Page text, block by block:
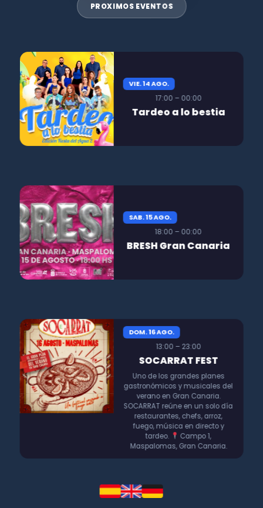
PROXIMOS EVENTOS
VIE. 14 AGO.
17:00 – 00:00
Tardeo a lo bestia
SAB. 15 AGO.
18:00 – 00:00
BRESH Gran Canaria
DOM. 16 AGO.
13:00 – 23:00
SOCARRAT FEST
Uno de los grandes planes
gastronómicos y musicales del
verano en Gran Canaria.
SOCARRAT reúne en un solo día
restaurantes, chefs, arroz,
fuego, música en directo y
tardeo.
Campo 1,
Maspalomas, Gran Canaria.